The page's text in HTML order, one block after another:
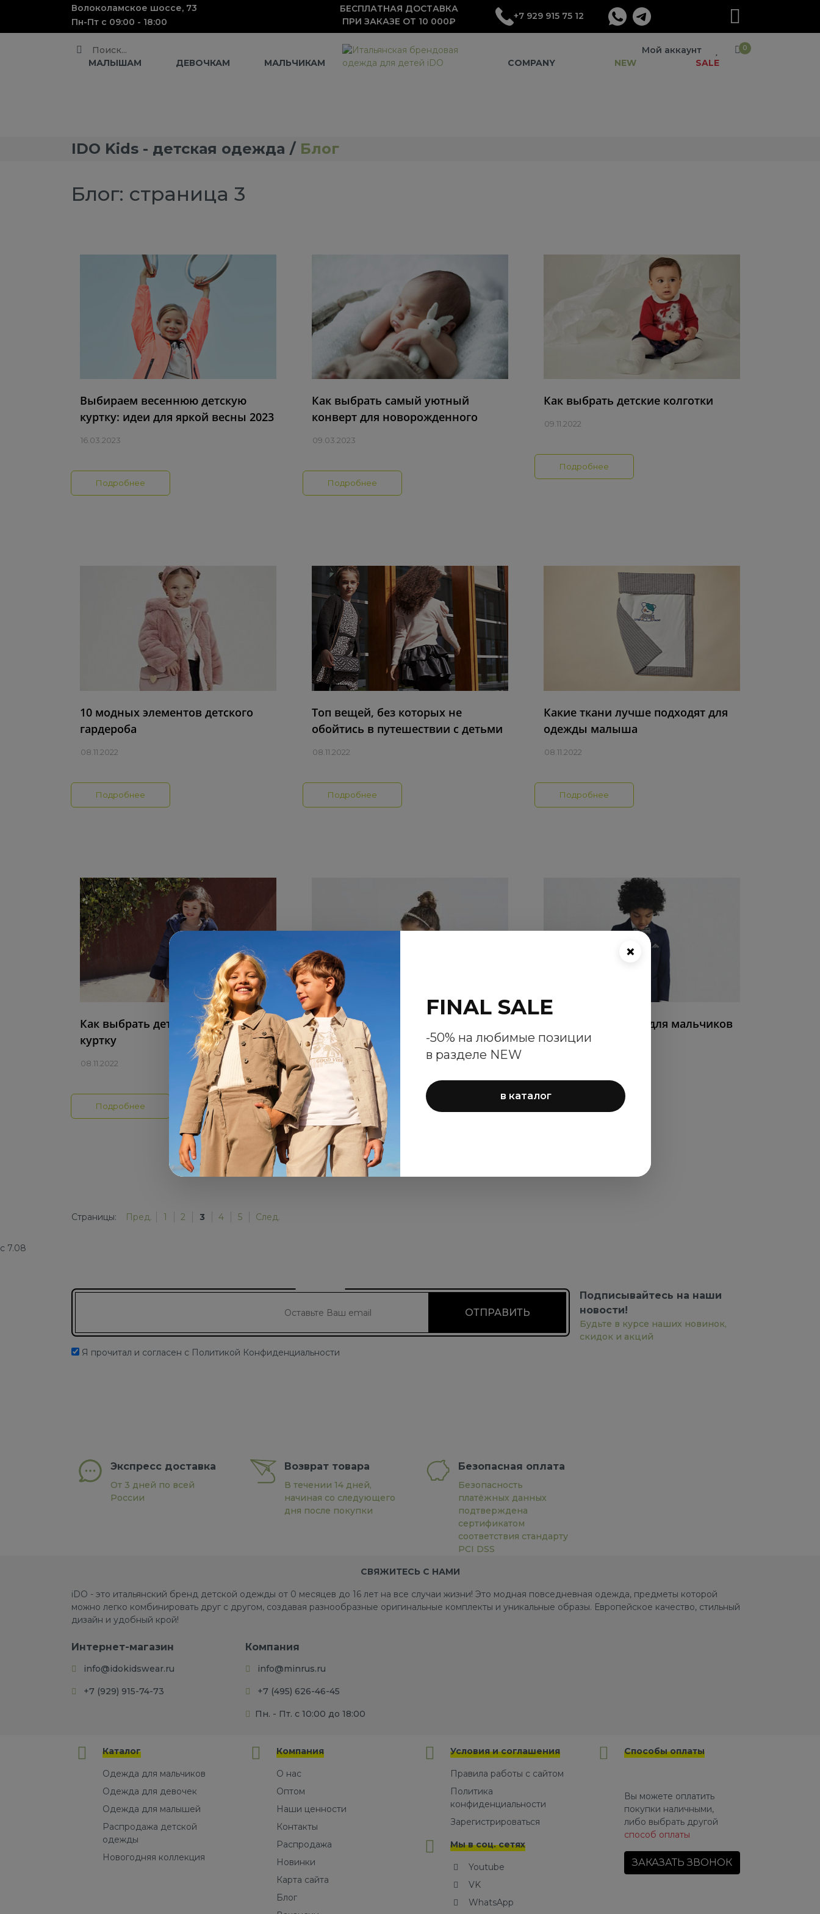
Волоколамское шоссе, 73
Пн-Пт с 09:00 - 18:00
БЕСПЛАТНАЯ ДОСТАВКА
ПРИ ЗАКАЗЕ ОТ 10 000₽
+7 929 915 75 12
Поиск Мой аккаунт 0
МАЛЫШАМ ДЕВОЧКАМ МАЛЬЧИКАМ COMPANY NEW SALE
IDO Kids - детская одежда Блог
Блог: страница 3
Выбираем весеннюю детскую
куртку: идеи для яркой весны 2023
16.03.2023
Подробнее
Как выбрать самый уютный
конверт для новорожденного
09.03.2023
Подробнее
Как выбрать детские колготки
09.11.2022
Подробнее
10 модных элементов детского
гардероба
08.11.2022
Подробнее
Топ вещей, без которых не
обойтись в путешествии с детьми
08.11.2022
Подробнее
Какие ткани лучше подходят для
одежды малыша
08.11.2022
Подробнее
Как выбрать детскую зимнюю
куртку
08.11.2022
Подробнее
Как одеть ребёнка на утренник
22.02.2022
Подробнее
Базовый гардероб для мальчиков
22.02.2022
Страницы: Пред. 1 2 3 4 5 След.
с 7.08
Подписывайтесь на наши
новости!
Будьте в курсе наших новинок,
скидок и акций
Я прочитал и согласен с Политикой Конфиденциальности
Экспресс доставка
От 3 дней по всей
России
Возврат товара
В течении 14 дней,
начиная со следующего
дня после покупки
Безопасная оплата
Безопасность
платёжных данных
подтверждена
сертификатом
соответствия стандарту
PCI DSS
СВЯЖИТЕСЬ С НАМИ
iDO - это итальянский бренд детской одежды от 0 месяцев до 16 лет на все случаи жизни! Это модная повседневная одежда, предметы которой
можно легко комбинировать друг с другом, создавая разнообразные оригинальные комплекты и уникальные образы. Европейское качество, стильный
дизайн и удобный крой!
Интернет-магазин
info@idokidswear.ru
+7 (929) 915-74-73
Компания
info@minrus.ru
+7 (495) 626-46-45
Пн. - Пт. с 10:00 до 18:00
Каталог
Одежда для мальчиков
Одежда для девочек
Одежда для малышей
Распродажа детской
одежды
Новогодняя коллекция
Компания
О нас
Оптом
Наши ценности
Контакты
Распродажа
Новинки
Карта сайта
Блог
Условия и соглашения
Правила работы с сайтом
Политика
конфиденциальности
Зарегистрироваться
Мы в соц. сетях
Youtube
VK
WhatsApp
Способы оплаты
Вы можете оплатить
покупки наличными,
либо выбрать другой
способ оплаты
ЗАКАЗАТЬ ЗВОНОК
×
FINAL SALE
-50% на любимые позиции
в разделе NEW
в каталог